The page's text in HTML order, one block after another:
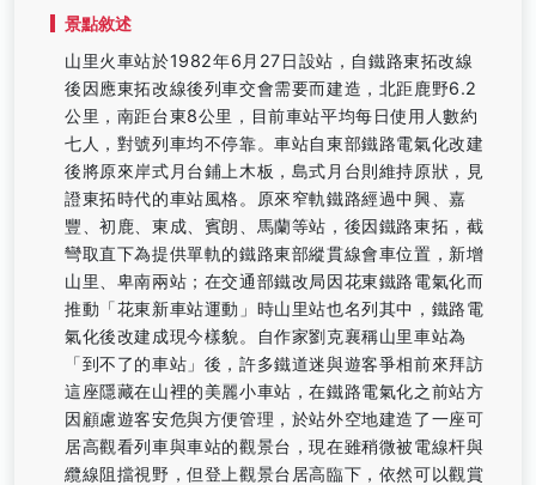
景點敘述
山里火車站於1982年6月27日設站，自鐵路東拓改線
後因應東拓改線後列車交會需要而建造，北距鹿野6.2
公里，南距台東8公里，目前車站平均每日使用人數約
七人，對號列車均不停靠。車站自東部鐵路電氣化改建
後將原來岸式月台鋪上木板，島式月台則維持原狀，見
證東拓時代的車站風格。原來窄軌鐵路經過中興、嘉
豐、初鹿、東成、賓朗、馬蘭等站，後因鐵路東拓，截
彎取直下為提供單軌的鐵路東部縱貫線會車位置，新增
山里、卑南兩站；在交通部鐵改局因花東鐵路電氣化而
推動「花東新車站運動」時山里站也名列其中，鐵路電
氣化後改建成現今樣貌。自作家劉克襄稱山里車站為
「到不了的車站」後，許多鐵道迷與遊客爭相前來拜訪
這座隱藏在山裡的美麗小車站，在鐵路電氣化之前站方
因顧慮遊客安危與方便管理，於站外空地建造了一座可
居高觀看列車與車站的觀景台，現在雖稍微被電線杆與
纜線阻擋視野，但登上觀景台居高臨下，依然可以觀賞